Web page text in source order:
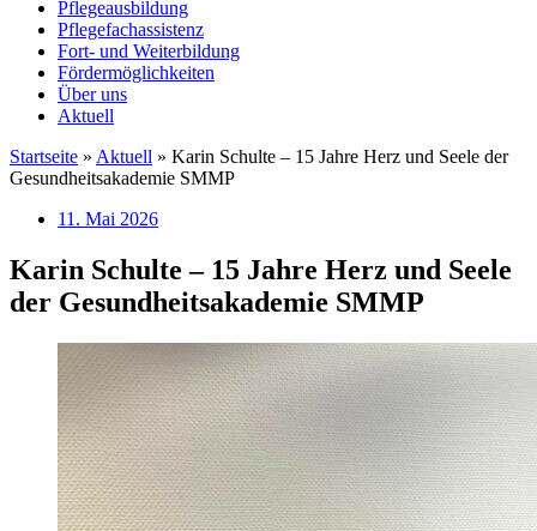
Pflegeausbildung
Pflegefachassistenz
Fort- und Weiterbildung
Fördermöglichkeiten
Über uns
Aktuell
Startseite » Aktuell » Karin Schulte – 15 Jahre Herz und Seele der
Gesundheitsakademie SMMP
11. Mai 2026
Karin Schulte – 15 Jahre Herz und Seele
der Gesundheitsakademie SMMP